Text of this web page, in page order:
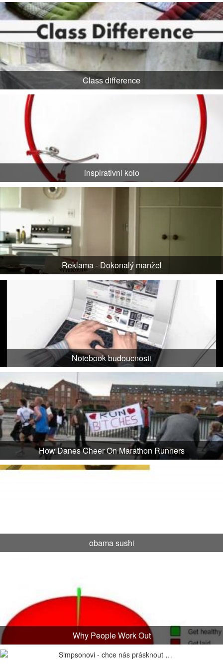
Class difference
inspirativni kolo
Reklama - Dokonalý manžel
Notebook budoucnosti
How Danes Cheer On Marathon Runners
obama sushi
Why People Work Out